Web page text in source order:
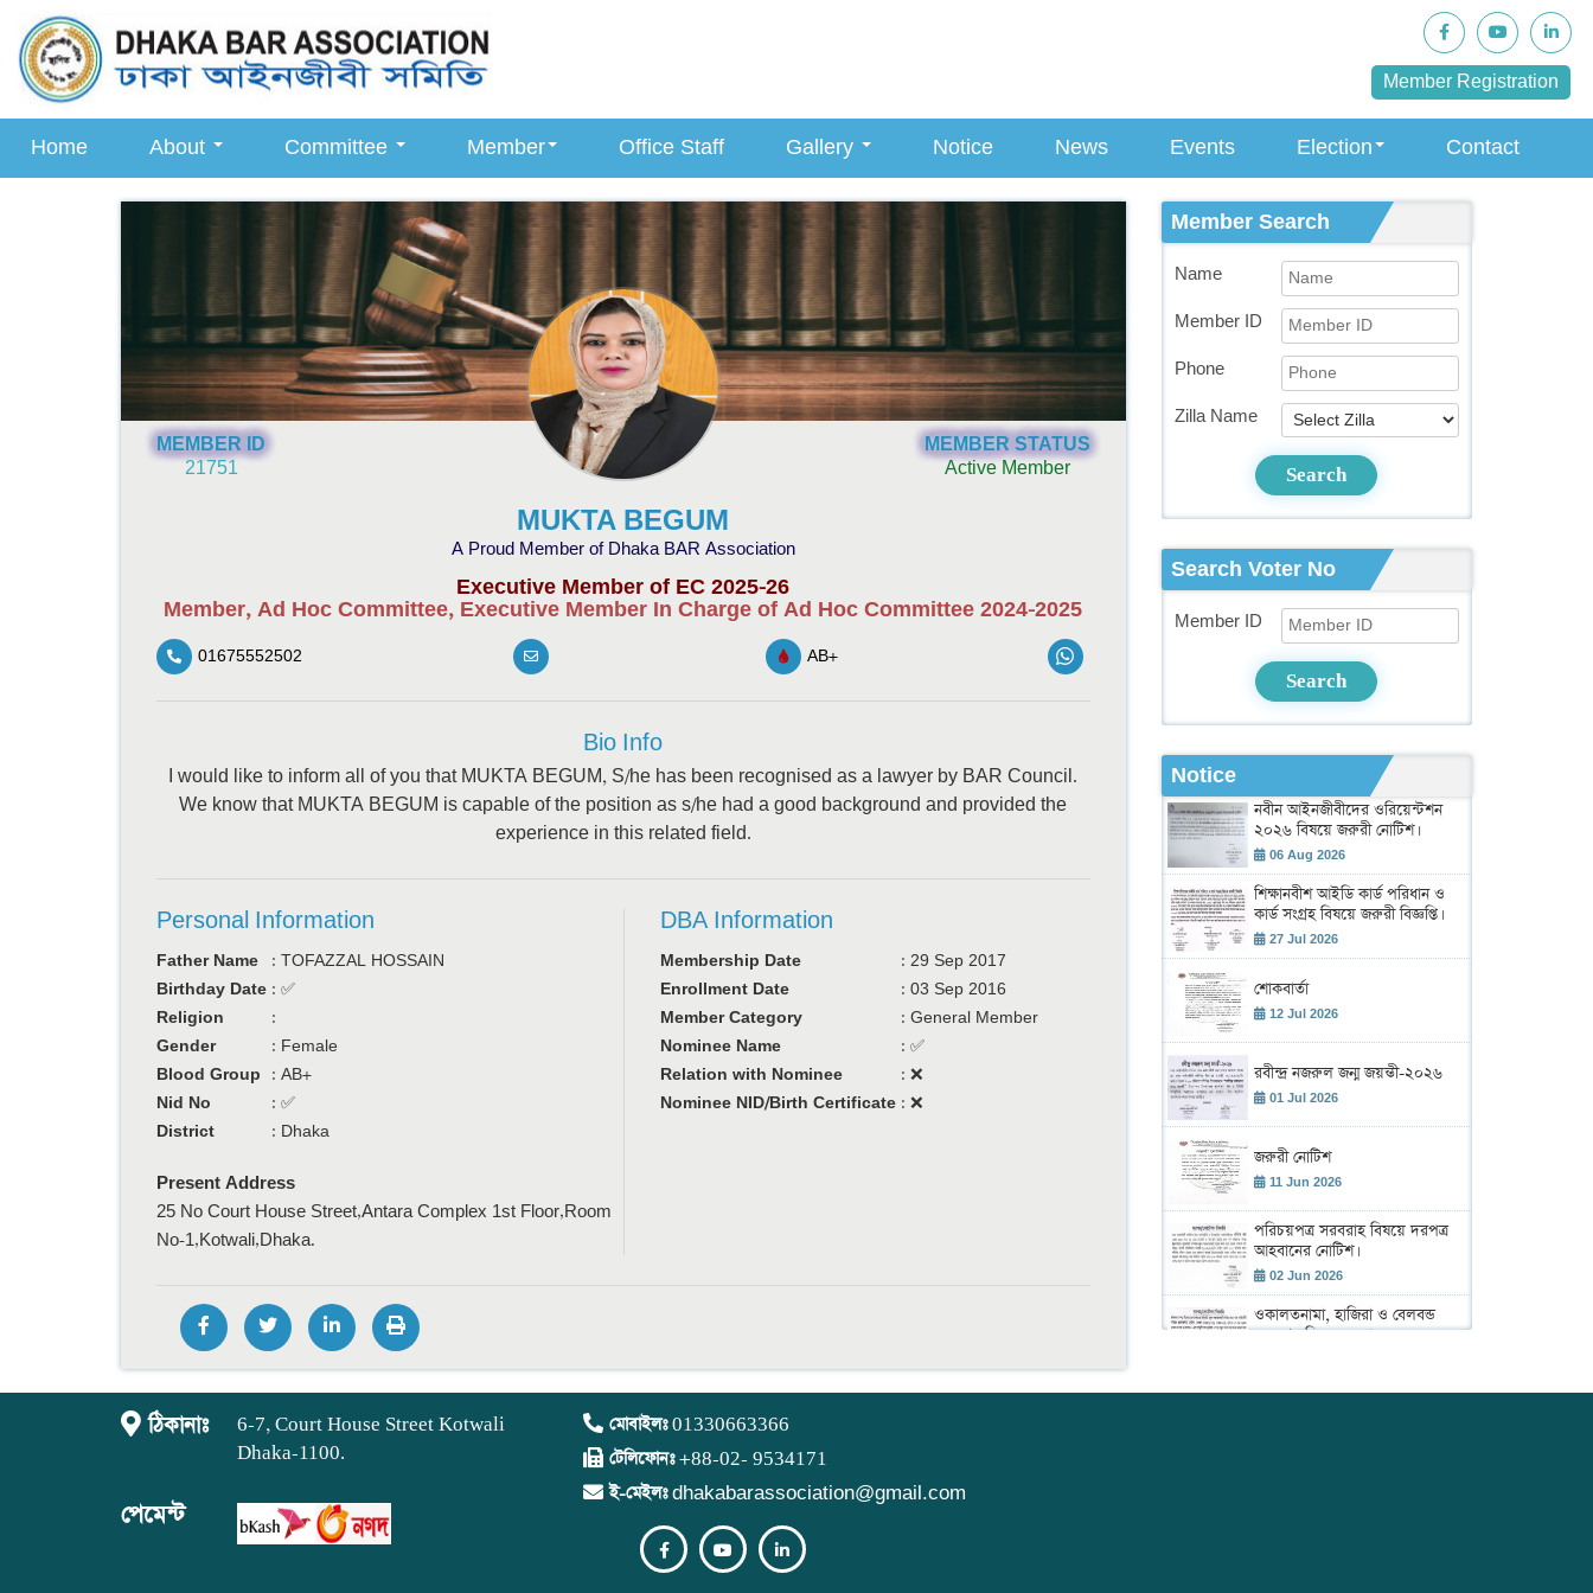
Member Registration
Home About Committee Member Office Staff Gallery Notice News Events Election Contact
MEMBER ID
21751
MEMBER STATUS
Active Member
MUKTA BEGUM
A Proud Member of Dhaka BAR Association
Executive Member of EC 2025-26
Member, Ad Hoc Committee, Executive Member In Charge of Ad Hoc Committee 2024-2025
01675552502 AB+
Bio Info
I would like to inform all of you that MUKTA BEGUM, S/he has been recognised as a lawyer by BAR Council.
We know that MUKTA BEGUM is capable of the position as s/he had a good background and provided the
experience in this related field.
Personal Information
Father Name : TOFAZZAL HOSSAIN
Birthday Date : ✅
Religion
:
Gender
: Female
Blood Group
: AB+
Nid No
: ✅
District
: Dhaka
Present Address
25 No Court House Street,Antara Complex 1st Floor,Room
No-1,Kotwali,Dhaka.
DBA Information
Membership Date : 29 Sep 2017
Enrollment Date
: 03 Sep 2016
Member Category
: General Member
Nominee Name
: ✅
Relation with Nominee
: ❌
Nominee NID/Birth Certificate : ❌
Member Search
Name
Member ID
Phone
Zilla Name
Search
Search Voter No
Member ID
Search
Notice
নবীন আইনজীবীদের ওরিয়েন্টশন
২০২৬ বিষয়ে জরুরী নোটিশ।
06 Aug 2026
শিক্ষানবীশ আইডি কার্ড পরিধান ও
কার্ড সংগ্রহ বিষয়ে জরুরী বিজ্ঞপ্তি।
27 Jul 2026
শোকবার্তা
12 Jul 2026
রবীন্দ্র নজরুল জন্ম জয়ন্তী-২০২৬
01 Jul 2026
জরুরী নোটিশ
11 Jun 2026
পরিচয়পত্র সরবরাহ বিষয়ে দরপত্র
আহবানের নোটিশ।
02 Jun 2026
ওকালতনামা, হাজিরা ও বেলবন্ড
সরবরাহ বিষয়ে দরপত্র।
শহীদ রাস্ট্রপতি জিয়াউর রহমান এর
ঠিকানাঃ
পেমেন্ট
6-7, Court House Street Kotwali
Dhaka-1100.
মোবাইলঃ01330663366
টেলিফোনঃ+88-02- 9534171
ই-মেইলঃdhakabarassociation@gmail.com